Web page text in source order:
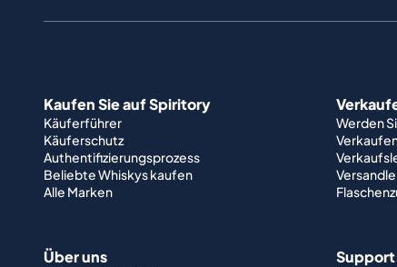
Kaufen Sie auf Spiritory
Käuferführer
Käuferschutz
Authentifizierungsprozess
Beliebte Whiskys kaufen
Alle Marken
Werden
Über uns Support